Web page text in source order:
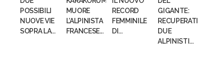
POSSIBILI
NUOVE VIE
SOPRA LA...
MUORE
L’ALPINISTA
FRANCESE...
RECORD
FEMMINILE
DI...
GIGANTE:
RECUPERATI
DUE
ALPINISTI...